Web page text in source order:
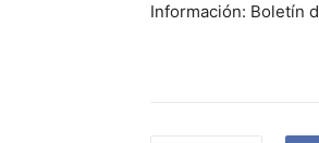
Información: Boletín